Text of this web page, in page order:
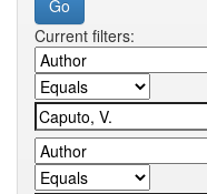
Current filters: